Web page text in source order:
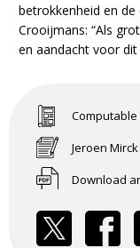
betrokkenheid en
Crooijmans: “Als
en aandacht voor dit
Computable
Jeroen Mirck
Download